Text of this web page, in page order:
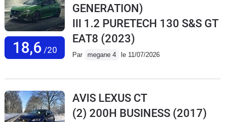
18,6 /20
GENERATION)
III 1.2 PURETECH 130 S&S GT
EAT8 (2023)
Par megane 4 le 11/07/2026
AVIS LEXUS CT
(2) 200H BUSINESS (2017)